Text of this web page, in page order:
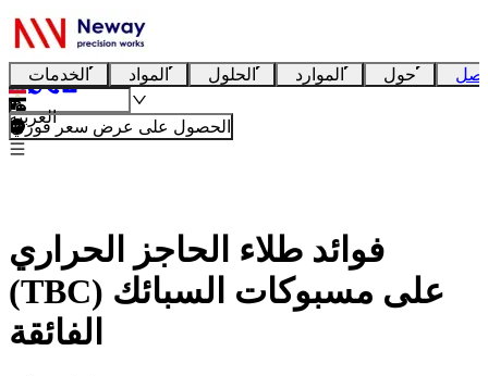
الخدمات المواد الحلول الموارد حول
العربية
الحصول على عرض سعر فوري
فوائد طلاء الحاجز الحراري
(TBC) على مسبوكات السبائك
الفائقة